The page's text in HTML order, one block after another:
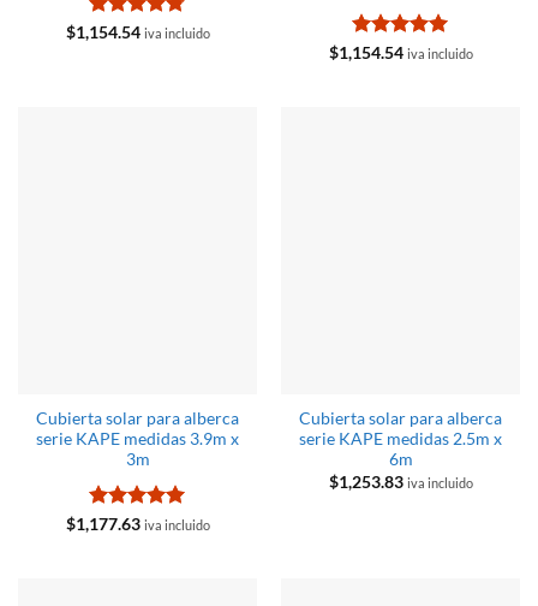
Valorado
$1,154.54 iva incluido
Valorado
$1,154.54 iva incluido
Cubierta solar para alberca
serie KAPE medidas 3.9m x
3m
Valorado
$1,177.63 iva incluido
Cubierta solar para alberca
serie KAPE medidas 2.5m x
6m
$1,253.83 iva incluido